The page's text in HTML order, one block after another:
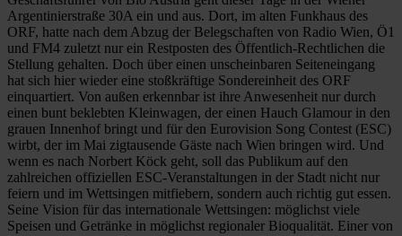
Argentinierstraße 30A ein und aus. Dort, im alten Funkhaus des
ORF, hatte nach dem Abzug der Belegschaften von Radio Wien, Ö1
und FM4 zuletzt nur ein Restposten des Öffentlich-Rechtlichen die
Stellung gehalten. Doch über einen unscheinbaren Seiteneingang
hat sich hier wieder eine stoßkräftige Sondereinheit des ORF
einquartiert. Von außen erkennbar ist ihre Anwesenheit nur durch
einen bunt beklebten Kleinwagen, der einen Hauch Glamour in den
grauen Innenhof bringt und für den Eurovision Song Contest (ESC)
wirbt, der im Mai zigtausende Gäste nach Wien bringen wird. Und
wenn es nach Norbert Köck geht, soll das Publikum auf den
zahlreichen offiziellen ESC-Veranstaltungen in der Stadt nicht nur
feiern und im Wettsingen mitfiebern, sondern auch richtig gut essen.
Seine Vision für das internationale Wettsingen: möglichst viele
Speisen und Getränke in möglichst regionaler Bioqualität. Einer von